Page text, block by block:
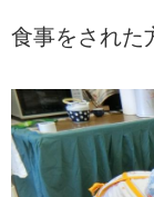
食事をされた